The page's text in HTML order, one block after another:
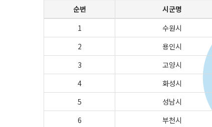
순번 시군명
1
수원시
2
용인시
3
고양시
4
화성시
5
성남시
6
부천시